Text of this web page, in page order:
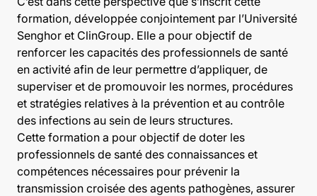
formation, développée conjointement par l’Université
Senghor et ClinGroup. Elle a pour objectif de
renforcer les capacités des professionnels de santé
en activité afin de leur permettre d’appliquer, de
superviser et de promouvoir les normes, procédures
et stratégies relatives à la prévention et au contrôle
des infections au sein de leurs structures.
Cette formation a pour objectif de doter les
professionnels de santé des connaissances et
compétences nécessaires pour prévenir la
transmission croisée des agents pathogènes, assurer